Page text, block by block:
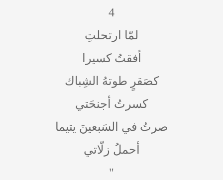
4
لمّا ارتحلتِ
أفقتُ كسيرا
كصَقرٍ طوتهُ الشِباك
كسرتُ أجنحَتي
صرتُ في السَبعينَ يتيما
أحملُ زلّاتي
"